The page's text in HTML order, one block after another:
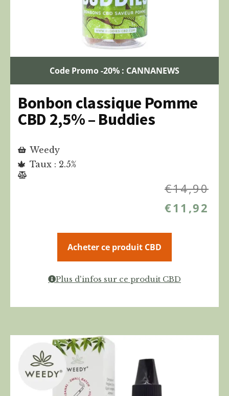
Code Promo -20% : CANNANEWS
Bonbon classique Pomme
CBD 2,5% – Buddies
Weedy
Taux : 2.5%
€14,90
€11,92
Acheter ce produit CBD
Plus d'infos sur ce produit CBD